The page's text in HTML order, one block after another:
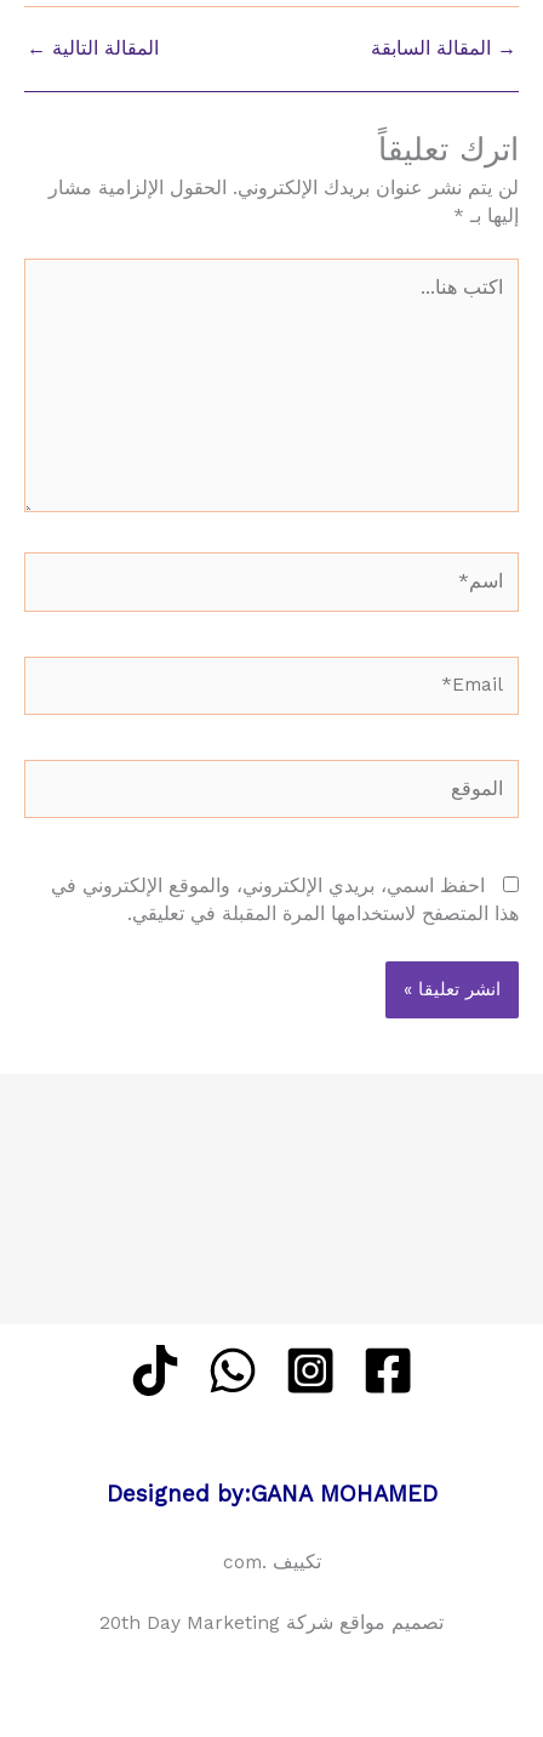
→ المقالة السابقة المقالة التالية ←
اترك تعليقاً
لن يتم نشر عنوان بريدك الإلكتروني.
الحقول الإلزامية مشار
إليها بـ *
هنا...
احفظ اسمي، بريدي الإلكتروني، والموقع الإلكتروني في
هذا المتصفح لاستخدامها المرة المقبلة في تعليقي.
Designed by:GANA MOHAMED
تكييف .com
تصميم مواقع شركة 20th Day Marketing